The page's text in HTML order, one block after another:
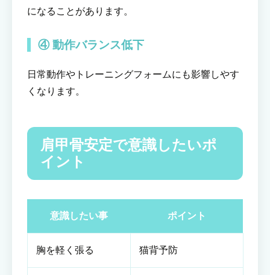
になることがあります。
④ 動作バランス低下
日常動作やトレーニングフォームにも影響しやす
くなります。
肩甲骨安定で意識したいポ
イント
意識したい事 ポイント
胸を軽く張る 猫背予防